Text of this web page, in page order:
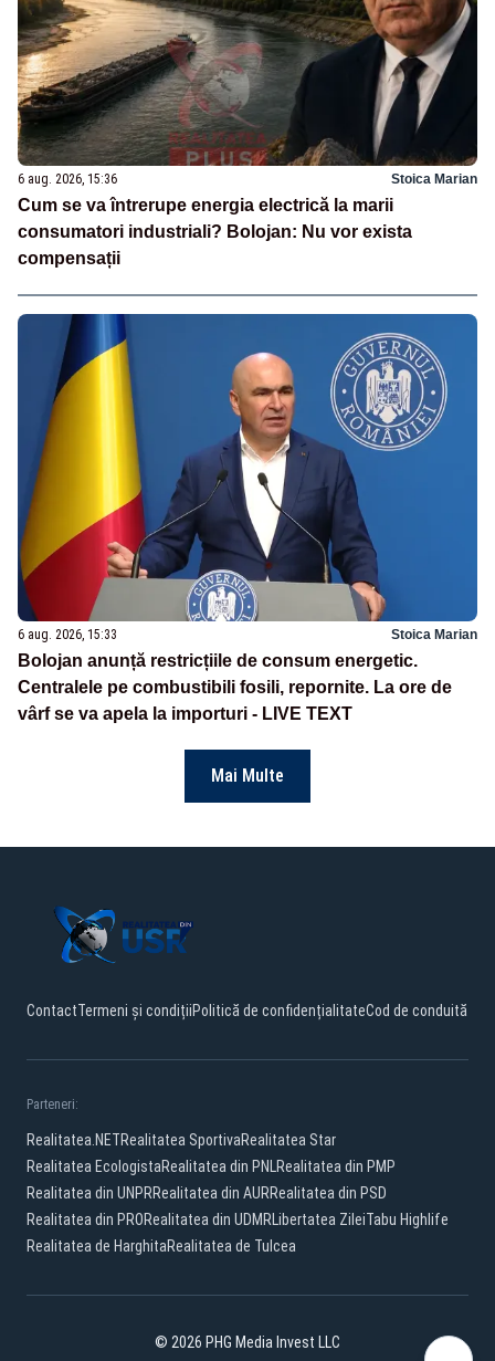
6 aug. 2026, 15:36 Stoica Marian
Cum se va întrerupe energia electrică la marii
consumatori industriali? Bolojan: Nu vor exista
compensații
6 aug. 2026, 15:33 Stoica Marian
Bolojan anunță restricțiile de consum energetic.
Centralele pe combustibili fosili, repornite. La ore de
vârf se va apela la importuri - LIVE TEXT
Mai Multe
ContactTermeni și condițiiPolitică de confidențialitateCod de conduită
Parteneri:
Realitatea.NETRealitatea SportivaRealitatea Star
Realitatea EcologistaRealitatea din PNLRealitatea din PMP
Realitatea din UNPRRealitatea din AURRealitatea din PSD
Realitatea din PRORealitatea din UDMRLibertatea ZileiTabu Highlife
Realitatea de HarghitaRealitatea de Tulcea
© 2026 PHG Media Invest LLC